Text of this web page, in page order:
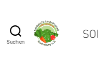
Suchen